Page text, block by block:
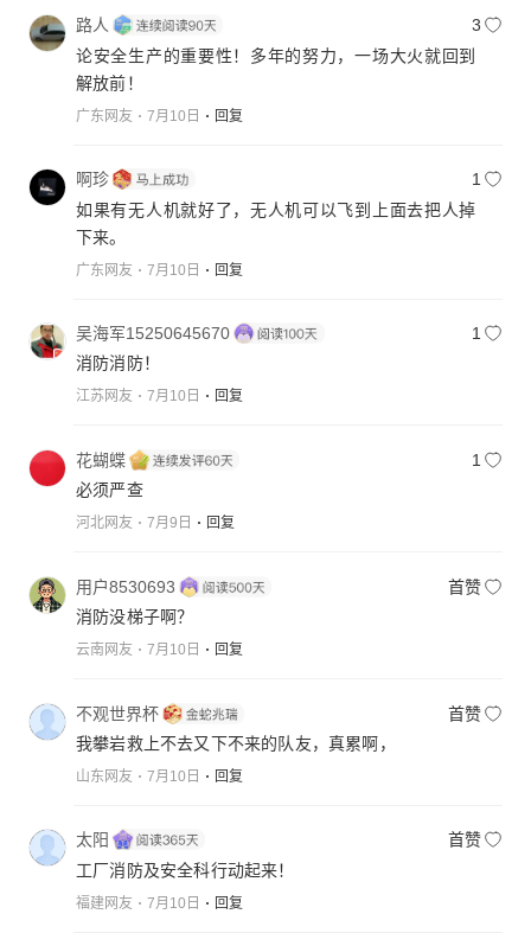
路人
3
论安全生产的重要性！多年的努力，一场大火就回到
解放前！
广东网友 7月10日 回复
啊珍
1
如果有无人机就好了，无人机可以飞到上面去把人掉
下来。
广东网友 7月10日 回复
吴海军15250645670
1
消防消防！
江苏网友 7月10日 回复
花蝴蝶
1
必须严查
河北网友 7月9日 回复
用户8530693
首赞
消防没梯子啊？
云南网友 7月10日 回复
不观世界杯
首赞
我攀岩救上不去又下不来的队友，真累啊，
山东网友 7月10日 回复
太阳
首赞
工厂消防及安全科行动起来！
福建网友 7月10日 回复